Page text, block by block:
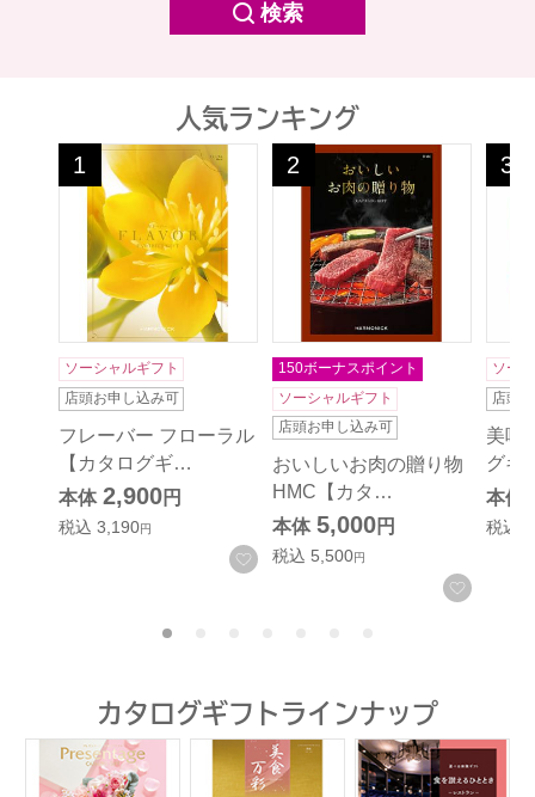
検索
人気ランキング
フレーバー フローラル【カタログギフト】【贈りもの
1
位
ソーシャルギフト
店頭お申し込み可
フレーバー フローラル
【カタログギ…
本体 2,900円
税込 3,190円
お気に入りに登録する
おいしいお肉の贈り物 HMC
2
位
150ボーナスポイント
ソーシャルギフト
店頭お申し込み可
おいしいお肉の贈り物
HMC【カタ…
本体 5,000円
税込 5,500円
お気に
美
3
位
ソー
店頭
美味
グギ
本体
税込
カタログギフトラインナップ